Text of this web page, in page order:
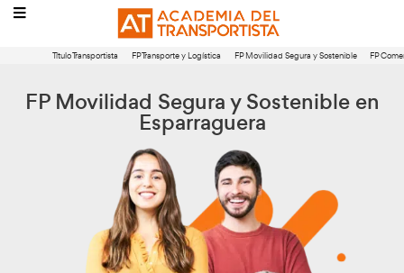
FP Movilidad Segura y
Esparraguera